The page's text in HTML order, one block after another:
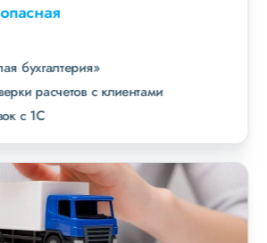
бухгалтерия»
расчетов с клиентами
с 1С